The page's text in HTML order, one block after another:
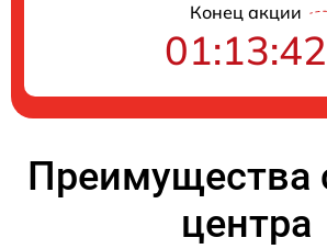
Конец акции
01:13:42
Преимущества
центра